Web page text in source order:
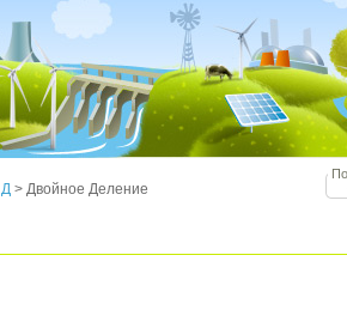
Д > Двойное Деление